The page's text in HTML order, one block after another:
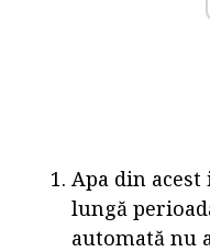
Apa din
lungă
automată nu